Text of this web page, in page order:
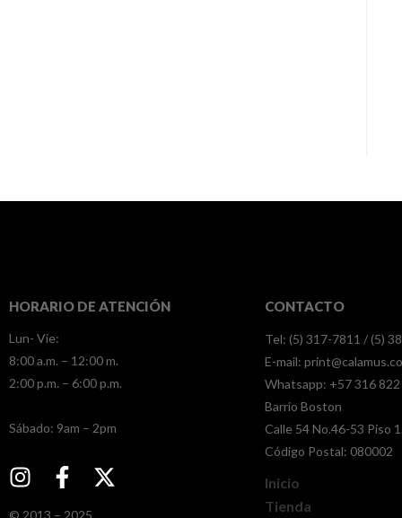
HORARIO DE ATENCIÓN
Lun- Vie:
8:00 a.m. – 12:00 m.
2:00 p.m. – 6:00 p.m.
​​Sábado: 9am – 2pm
CONTACTO
Tel: (5) 317-7811 / (5)
E-mail:
Whatsapp: +57 316
Barrio Boston
Calle 54 No.46-53 Piso
Código Postal: 080002
Inicio
Tienda